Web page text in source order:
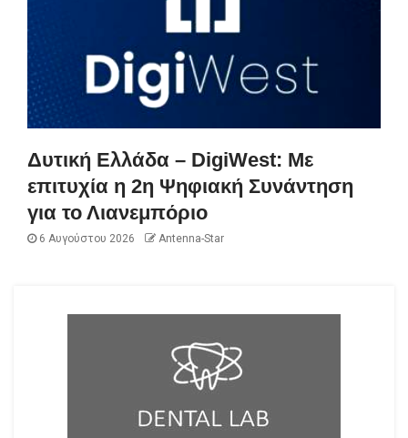
Δυτική Ελλάδα – DigiWest: Με
επιτυχία η 2η Ψηφιακή Συνάντηση
για το Λιανεμπόριο
6 Αυγούστου 2026 Antenna-Star